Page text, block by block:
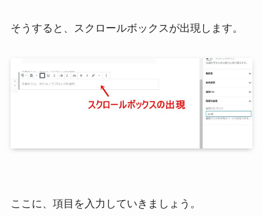
そうすると、スクロールボックスが出現します。
ここに、項目を入力していきましょう。